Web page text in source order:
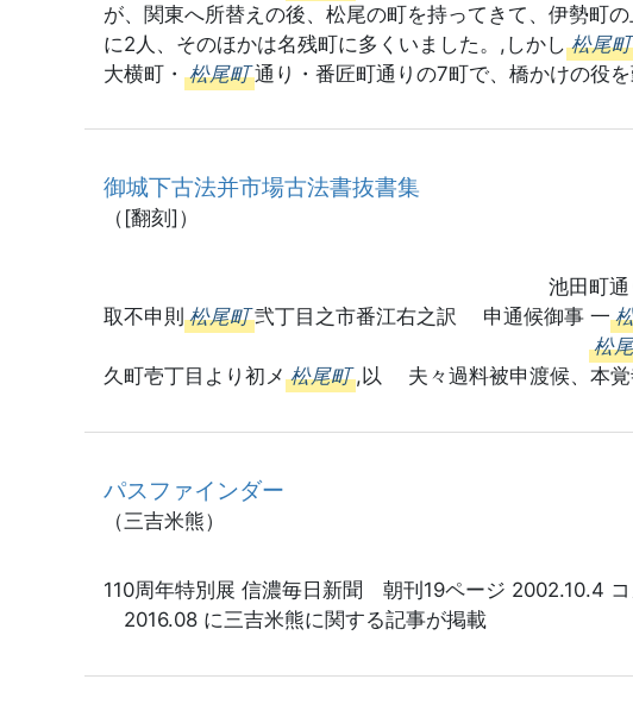
が、関東へ所替えの後、松尾の町を持ってきて、伊勢町
に2人、そのほかは名残町に多くいました。,しかし 松尾町
大横町・ 松尾町 通り・番匠町通りの7町で、橋かけの役を
御城下古法并市場古法書抜書集
（[翻刻]）
池田
取不申則 松尾町 弐丁目之市番江右之訳 申通候御事 一
松
久町壱丁目より初メ 松尾町 ,以 夫々過料被申渡候、本覚
パスファインダー
（三吉米熊）
110周年特別展 信濃毎日新聞 朝刊19ページ 2002.10.4
2016.08 に三吉米熊に関する記事が掲載